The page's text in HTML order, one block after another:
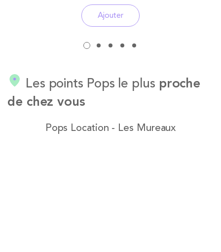
Ajouter
Les points Pops le plus proche
de chez vous
Pops Location - Les Mureaux